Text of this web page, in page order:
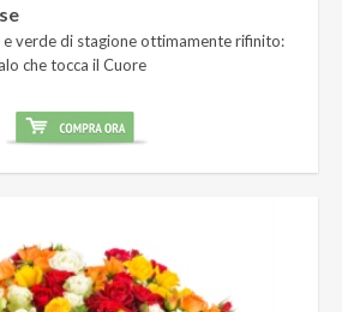
e verde di stagione ottimamente rifinito:
che tocca il Cuore